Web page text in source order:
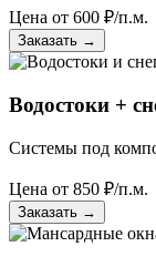
Цена от 600 ₽/п.м.
Заказать →
Водостоки +
Системы под
Цена от 850 ₽/п.м.
Заказать →